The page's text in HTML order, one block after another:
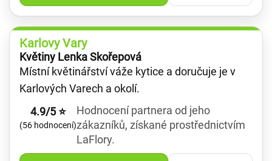
Karlovy Vary
Květiny Lenka Skořepová
Místní květinářství váže kytice a doručuje je v
Karlových Varech a okolí.
4.9/5 ⭐
(56 hodnocení)
Hodnocení partnera od jeho
zákazníků, získané prostřednictvím
LaFlory.